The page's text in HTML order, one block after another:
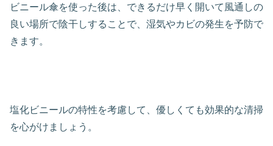
ビニール傘を使った後は、できるだけ早く開いて風通しの
良い場所で陰干しすることで、湿気やカビの発生を予防で
きます。
塩化ビニールの特性を考慮して、優しくても効果的な清掃
を心がけましょう。